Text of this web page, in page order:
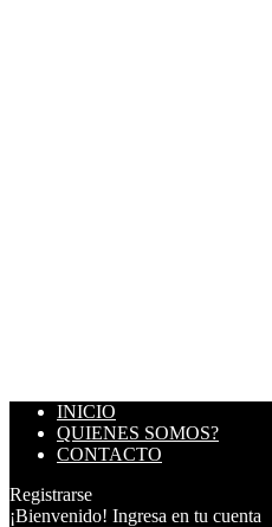
INICIO
QUIENES SOMOS?
CONTACTO
Registrarse
¡Bienvenido! Ingresa en tu cuenta